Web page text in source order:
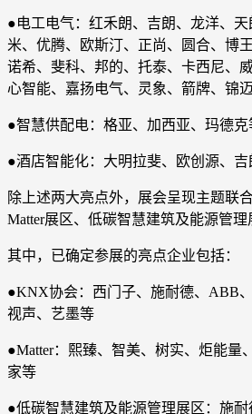
●电工电气：红禾朗、吉朗、龙洋、
米、优腾、欧斯汀、正尚、圆合、博
诺希、斐科、邦的、托泰、卡西尼、
心智能、嘉扬电气、灵象、箭牌、锦
●智慧供配电：格亚、加西亚、玛德克
●酒店智能化：大明拉斐、欧创源、
除上述两大亮点外，展会呈现主题联
Matter展区、低碳智慧建筑及能源管理
其中，已确定参展的亮点企业包括：
●KNX协会：西门子、施耐德、ABB
视声、艺墨等
●Matter：熙臻、智美、树实、炬能量
家等
●低碳智慧建筑及能源管理展区：施耐